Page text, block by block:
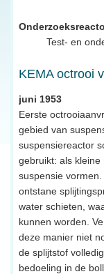
Test- en
KEMA octrooi
juni 1953
Eerste
gebied van
suspensiereactor
gebruikt: als
suspensie
ontstane
water schieten,
kunnen worden.
deze manier niet
de splijtstof
bedoeling in de